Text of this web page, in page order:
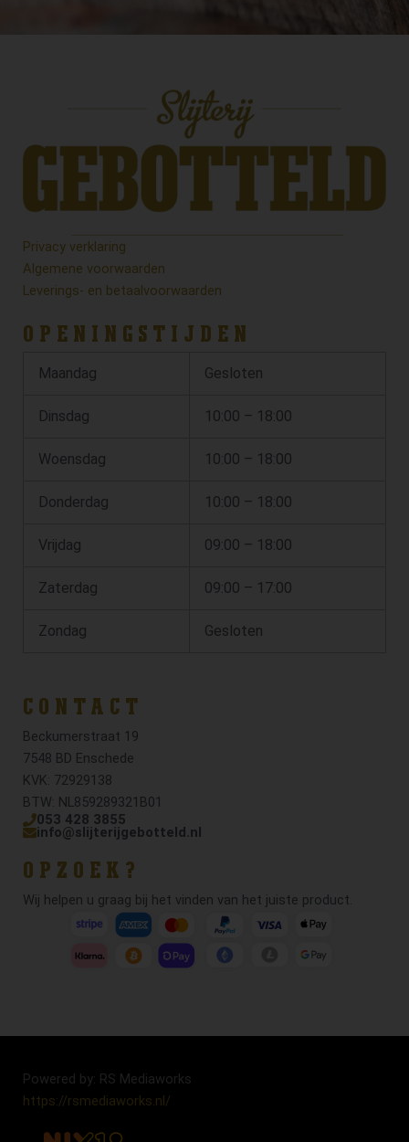
Privacy verklaring
Algemene voorwaarden
Leverings- en betaalvoorwaarden
OPENINGSTIJDEN
Maandag Gesloten
Dinsdag 10:00 – 18:00
Woensdag 10:00 – 18:00
Donderdag 10:00 – 18:00
Vrijdag 09:00 – 18:00
Zaterdag 09:00 – 17:00
Zondag Gesloten
CONTACT
Beckumerstraat 19
7548 BD Enschede
KVK: 72929138
BTW: NL859289321B01
053 428 3855
info@slijterijgebotteld.nl
OPZOEK?
Wij helpen u graag bij het vinden van het juiste product.
Powered by: RS Mediaworks
https://rsmediaworks.nl/